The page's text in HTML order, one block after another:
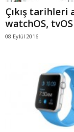
Çıkış tarihleri
watchOS, tvOS
08 Eylül 2016